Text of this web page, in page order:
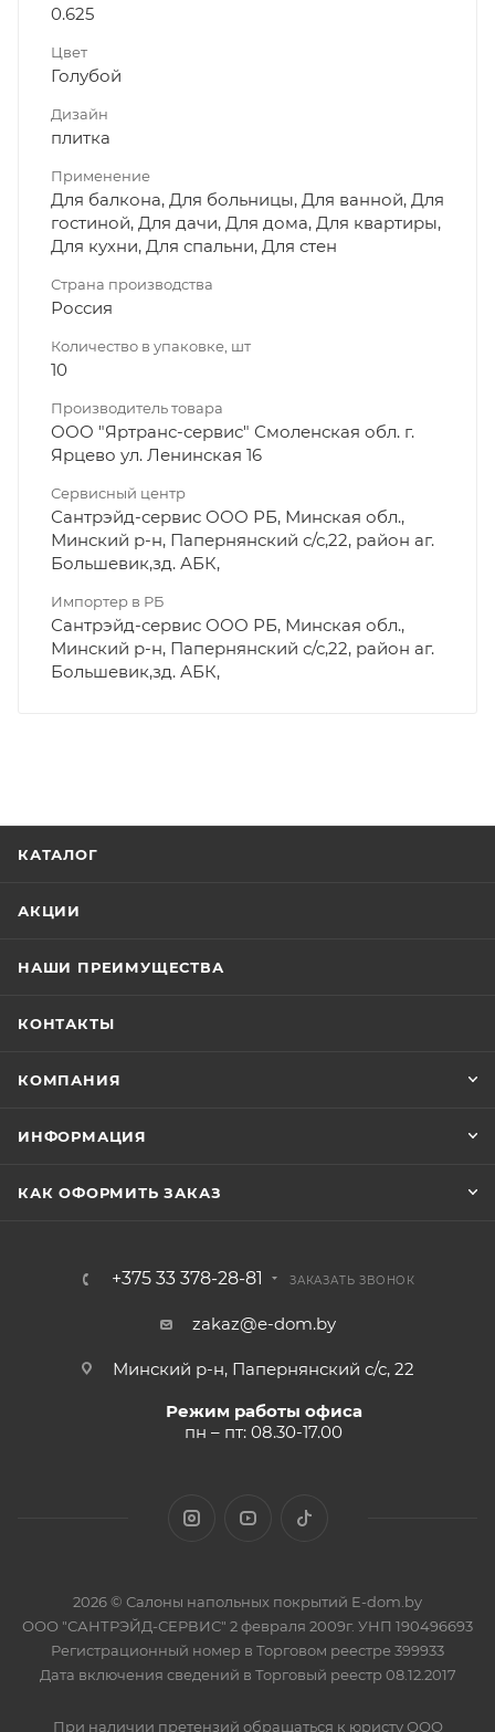
0.625
Цвет
Голубой
Дизайн
плитка
Применение
Для балкона, Для больницы, Для ванной, Для
гостиной, Для дачи, Для дома, Для квартиры,
Для кухни, Для спальни, Для стен
Страна производства
Россия
Количество в упаковке, шт
10
Производитель товара
ООО "Яртранс-сервис" Смоленская обл. г.
Ярцево ул. Ленинская 16
Сервисный центр
Сантрэйд-сервис ООО РБ, Минская обл.,
Минский р-н, Папернянский с/с,22, район аг.
Большевик,зд. АБК,
Импортер в РБ
Сантрэйд-сервис ООО РБ, Минская обл.,
Минский р-н, Папернянский с/с,22, район аг.
Большевик,зд. АБК,
КАТАЛОГ
АКЦИИ
НАШИ ПРЕИМУЩЕСТВА
КОНТАКТЫ
КОМПАНИЯ
ИНФОРМАЦИЯ
КАК ОФОРМИТЬ ЗАКАЗ
+375 33 378-28-81 ЗАКАЗАТЬ ЗВОНОК
zakaz@e-dom.by
Минский р-н, Папернянский с/с, 22
Режим работы офиса
пн – пт: 08.30-17.00
2026 © Салоны напольных покрытий E-dom.by
ООО "САНТРЭЙД-СЕРВИС" 2 февраля 2009г. УНП 190496693
Регистрационный номер в Торговом реестре 399933
Дата включения сведений в Торговый реестр 08.12.2017
При наличии претензий обращаться к юристу ООО